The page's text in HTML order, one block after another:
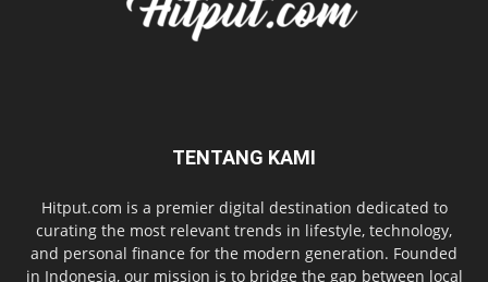
TENTANG KAMI
Hitput.com is a premier digital destination dedicated to
curating the most relevant trends in lifestyle, technology,
and personal finance for the modern generation. Founded
in Indonesia, our mission is to bridge the gap between local